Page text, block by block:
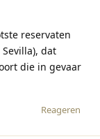
reservaten
dat
die in gevaar
Reageren